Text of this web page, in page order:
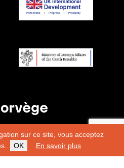
sur ce site, vous acceptez
OK En savoir plus